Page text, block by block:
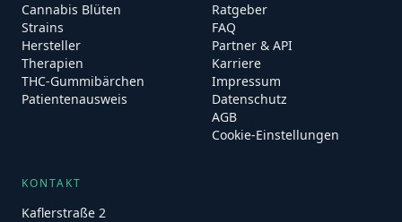
Cannabis Blüten
Strains
Hersteller
Therapien
THC-Gummibärchen
Patientenausweis
Ratgeber
FAQ
Partner & API
Karriere
Impressum
Datenschutz
AGB
Cookie-Einstellungen
KONTAKT
Kaflerstraße 2